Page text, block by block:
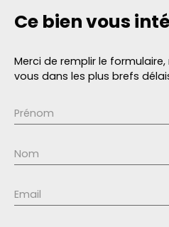
Ce bienvous
Merci de remplir le
vous dans les plus brefs
Prénom
Nom
Email